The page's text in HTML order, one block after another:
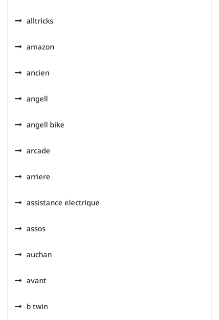
alltricks
amazon
ancien
angell
angell bike
arcade
arriere
assistance electrique
assos
auchan
avant
b twin